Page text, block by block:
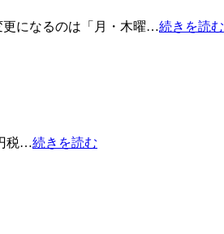
更になるのは「月・木曜…続きを読む
税…続きを読む